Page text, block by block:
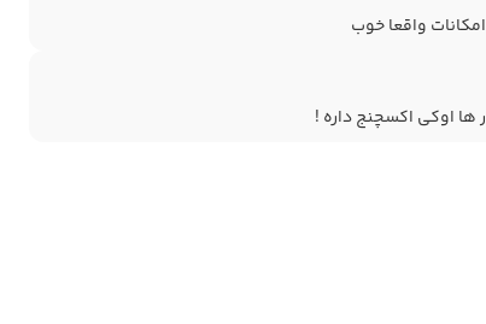
واقعا خوب
ها اوکی اکسچنج داره !